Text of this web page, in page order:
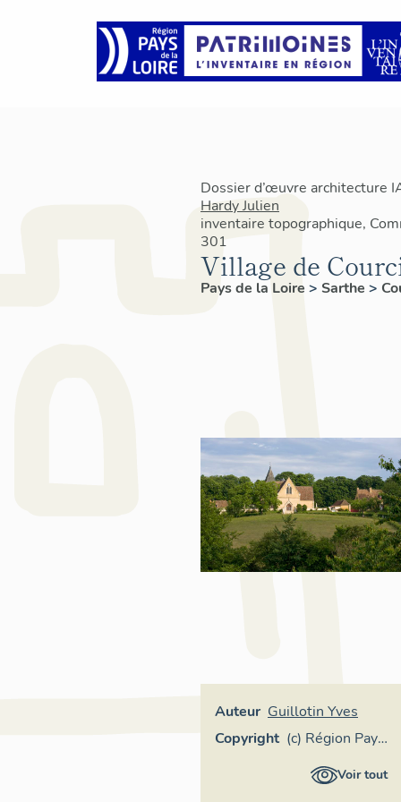
Dossier d’œuvre architecture
Hardy Julien
inventaire topographique,
301
Village de
Pays de la Loire > Sarthe >
Auteur Guillotin Yves
Copyright (c) Région Pays
de la Loire -Voir tout